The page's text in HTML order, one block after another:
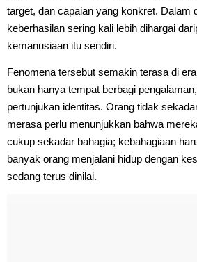
target, dan capaian yang konkret. Dalam
keberhasilan sering kali lebih dihargai
kemanusiaan itu sendiri.
Fenomena tersebut semakin terasa di
bukan hanya tempat berbagi
pertunjukan identitas. Orang tidak
merasa perlu menunjukkan bahwa
cukup sekadar bahagia; kebahagiaan
banyak orang menjalani hidup dengan
sedang terus dinilai.